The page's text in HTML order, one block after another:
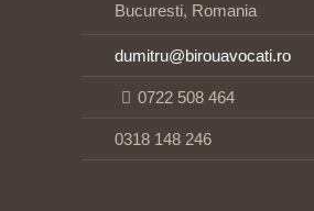
Bucuresti, Romania
dumitru@birouavocati.ro
0722 508 464
0318 148 246